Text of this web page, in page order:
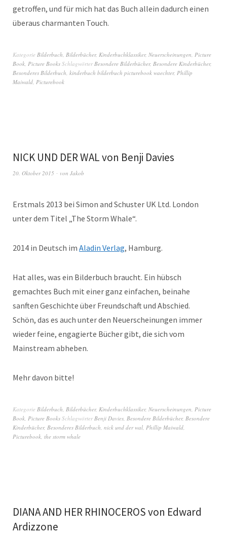
getroffen, und für mich hat das Buch allein dadurch einen
überaus charmanten Touch.
Kategorie Bilderbuch, Bilderbücher, Kinderbuchklassiker, Neuerscheinungen, Picture
Book, Picture Books SchlagwörterBesondere Bilderbücher, Besondere Kinderbücher,
Besonderes Bilderbuch, kinderbuch bilderbuch picturebook waechter, Phillip
Maiwald, Picturebook
NICK UND DER WAL von Benji Davies
20. Oktober 2015 von Jakob
Erstmals 2013 bei Simon and Schuster UK Ltd. London
unter dem Titel „The Storm Whale“.
2014 in Deutsch im Aladin Verlag, Hamburg.
Hat alles, was ein Bilderbuch braucht. Ein hübsch
gemachtes Buch mit einer ganz einfachen, beinahe
sanften Geschichte über Freundschaft und Abschied.
Schön, das es auch unter den Neuerscheinungen immer
wieder feine, engagierte Bücher gibt, die sich vom
Mainstream abheben.
Mehr davon bitte!
Kategorie Bilderbuch, Bilderbücher, Kinderbuchklassiker, Neuerscheinungen, Picture
Book, Picture Books SchlagwörterBenji Davies, Besondere Bilderbücher, Besondere
Kinderbücher, Besonderes Bilderbuch, nick und der wal, Phillip Maiwald,
Picturebook, the storm whale
DIANA AND HER RHINOCEROS von Edward
Ardizzone